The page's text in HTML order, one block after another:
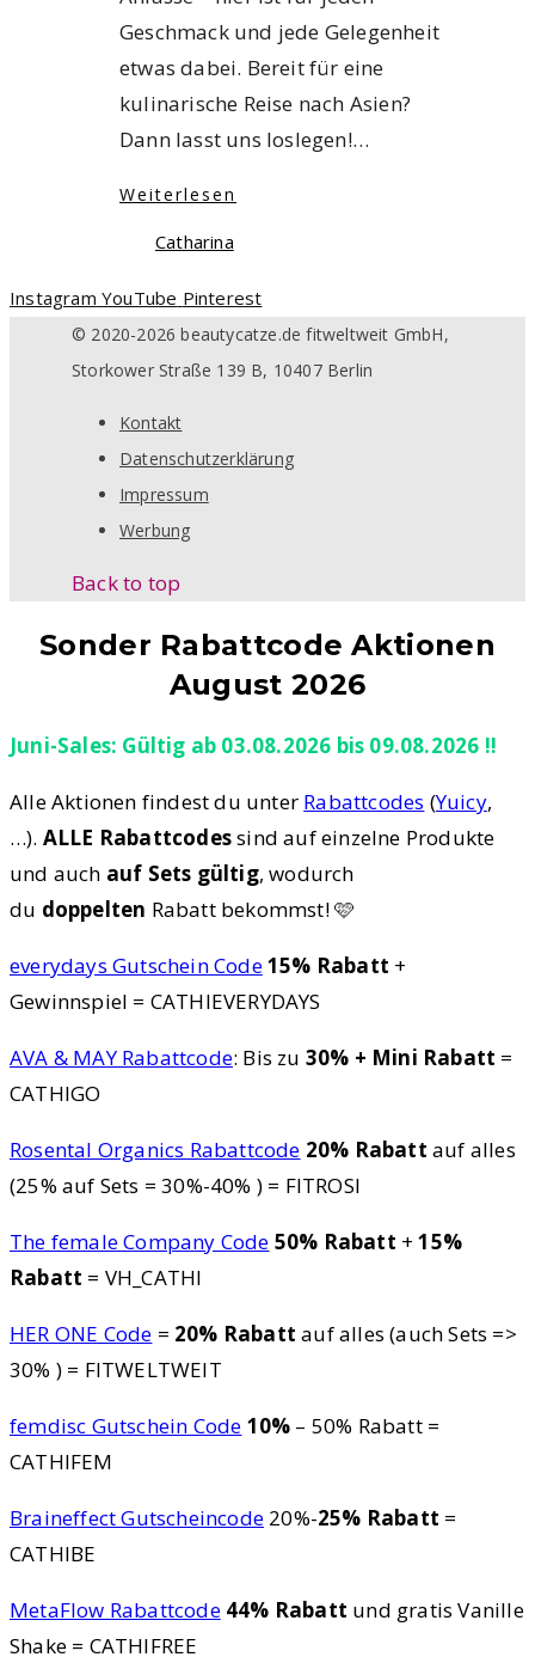
Geschmack und jede Gelegenheit
etwas dabei. Bereit für eine
kulinarische Reise nach Asien?
Dann lasst uns loslegen!…
Weiterlesen
Catharina
Instagram YouTube Pinterest
© 2020-2026 beautycatze.de fitweltweit GmbH,
Storkower Straße 139 B, 10407 Berlin
Kontakt
Datenschutzerklärung
Impressum
Werbung
Back to top
Sonder Rabattcode Aktionen
August 2026
Juni-Sales: Gültig ab 03.08.2026 bis 09.08.2026 !!
Alle Aktionen findest du unter Rabattcodes (Yuicy,
…). ALLE Rabattcodessind auf einzelne Produkte
und auch auf Sets gültig, wodurch
du doppelten Rabatt bekommst! 🩷
everydays Gutschein Code15% Rabatt +
Gewinnspiel = CATHIEVERYDAYS
AVA & MAY Rabattcode: Bis zu 30% + Mini Rabatt =
CATHIGO
Rosental Organics Rabattcode 20% Rabatt auf alles
(25% auf Sets = 30%-40% ) = FITROSI
The female Company Code 50% Rabatt +15%
Rabatt = VH_CATHI
HER ONE Code = 20% Rabatt auf alles (auch Sets =>
30% ) = FITWELTWEIT
femdisc Gutschein Code 10% – 50% Rabatt =
CATHIFEM
Braineffect Gutscheincode 20%-25% Rabatt =
CATHIBE
MetaFlow Rabattcode 44% Rabatt und gratis Vanille
Shake = CATHIFREE